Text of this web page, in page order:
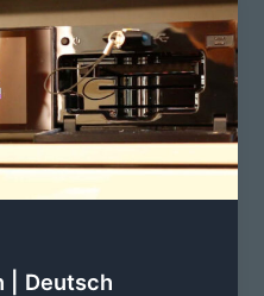
| Deutsch